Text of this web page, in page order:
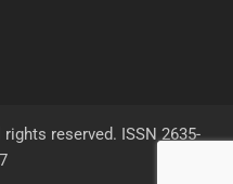
reserved. ISSN 2635-